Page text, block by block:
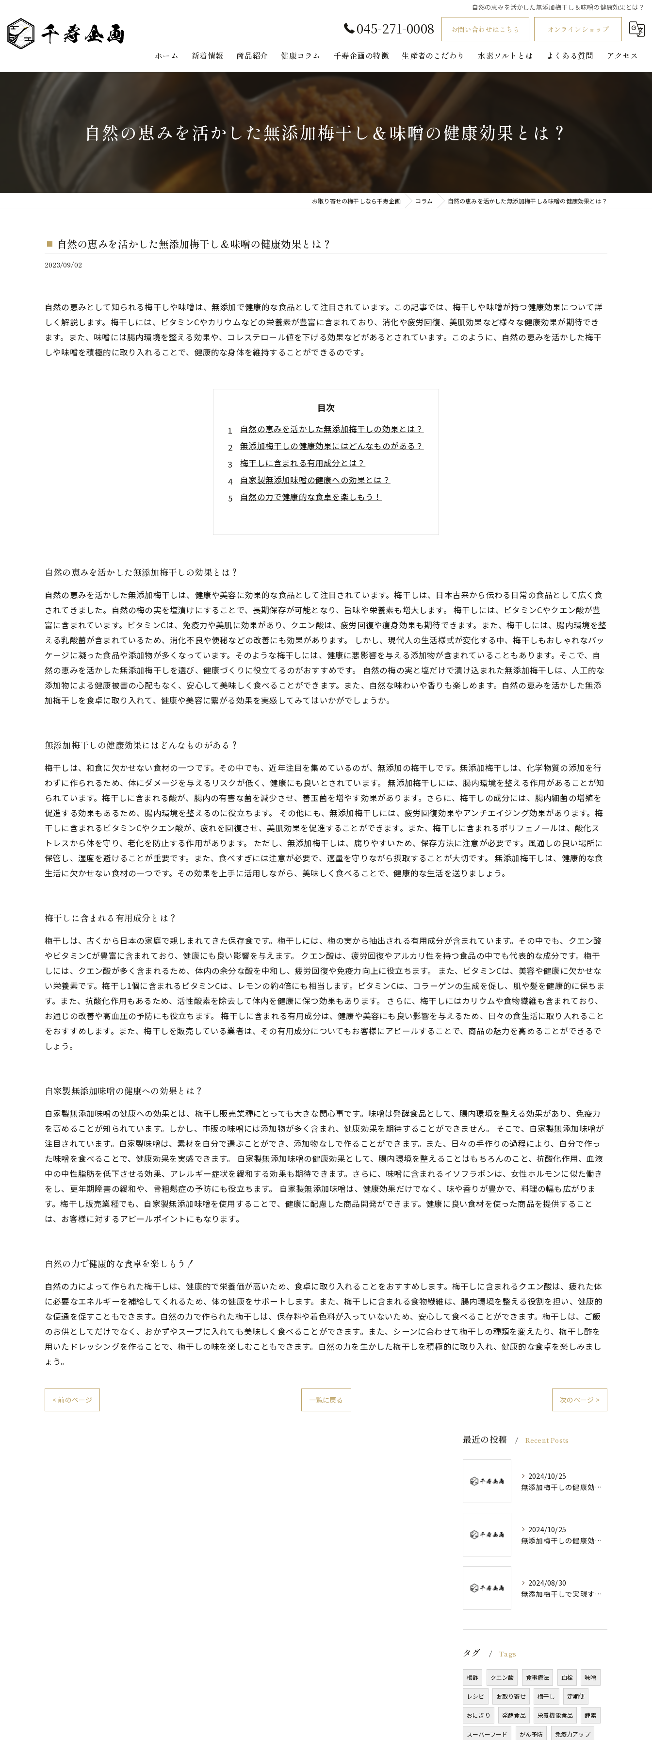
自然の恵みを活かした無添加梅干し＆味噌の健康効果とは？
045-271-0008 お問い合わせはこちら オンラインショップ
ホーム 新着情報 商品紹介 健康コラム 千寿企画の特徴
味噌
無添加
鉄分
健康
生産者のこだわり 水素ソルトとは よくある質問 アクセス
自然の恵みを活かした無添加梅干し＆味噌の健康効果とは？
お取り寄せの梅干しなら千寿企画 コラム 自然の恵みを活かした無添加梅干し＆味噌の健康効果とは？
自然の恵みを活かした無添加梅干し＆味噌の健康効果とは？
2023/09/02
自然の恵みとして知られる梅干しや味噌は、無添加で健康的な食品として注目されています。この記事では、梅干しや味噌が持つ健康効果について詳
しく解説します。梅干しには、ビタミンCやカリウムなどの栄養素が豊富に含まれており、消化や疲労回復、美肌効果など様々な健康効果が期待でき
ます。また、味噌には腸内環境を整える効果や、コレステロール値を下げる効果などがあるとされています。このように、自然の恵みを活かした梅干
しや味噌を積極的に取り入れることで、健康的な身体を維持することができるのです。
目次
自然の恵みを活かした無添加梅干しの効果とは？
無添加梅干しの健康効果にはどんなものがある？
梅干しに含まれる有用成分とは？
自家製無添加味噌の健康への効果とは？
自然の力で健康的な食卓を楽しもう！
自然の恵みを活かした無添加梅干しの効果とは？
自然の恵みを活かした無添加梅干しは、健康や美容に効果的な食品として注目されています。梅干しは、日本古来から伝わる日常の食品として広く食
されてきました。自然の梅の実を塩漬けにすることで、長期保存が可能となり、旨味や栄養素も増大します。 梅干しには、ビタミンCやクエン酸が豊
富に含まれています。ビタミンCは、免疫力や美肌に効果があり、クエン酸は、疲労回復や痩身効果も期待できます。また、梅干しには、腸内環境を整
える乳酸菌が含まれているため、消化不良や便秘などの改善にも効果があります。 しかし、現代人の生活様式が変化する中、梅干しもおしゃれなパッ
ケージに凝った食品や添加物が多くなっています。そのような梅干しには、健康に悪影響を与える添加物が含まれていることもあります。そこで、自
然の恵みを活かした無添加梅干しを選び、健康づくりに役立てるのがおすすめです。 自然の梅の実と塩だけで漬け込まれた無添加梅干しは、人工的な
添加物による健康被害の心配もなく、安心して美味しく食べることができます。また、自然な味わいや香りも楽しめます。自然の恵みを活かした無添
加梅干しを食卓に取り入れて、健康や美容に繋がる効果を実感してみてはいかがでしょうか。
無添加梅干しの健康効果にはどんなものがある？
梅干しは、和食に欠かせない食材の一つです。その中でも、近年注目を集めているのが、無添加の梅干しです。無添加梅干しは、化学物質の添加を行
わずに作られるため、体にダメージを与えるリスクが低く、健康にも良いとされています。 無添加梅干しには、腸内環境を整える作用があることが知
られています。梅干しに含まれる酸が、腸内の有害な菌を減少させ、善玉菌を増やす効果があります。さらに、梅干しの成分には、腸内細菌の増殖を
促進する効果もあるため、腸内環境を整えるのに役立ちます。 その他にも、無添加梅干しには、疲労回復効果やアンチエイジング効果があります。梅
干しに含まれるビタミンCやクエン酸が、疲れを回復させ、美肌効果を促進することができます。また、梅干しに含まれるポリフェノールは、酸化ス
トレスから体を守り、老化を防止する作用があります。 ただし、無添加梅干しは、腐りやすいため、保存方法に注意が必要です。風通しの良い場所に
保管し、湿度を避けることが重要です。また、食べすぎには注意が必要で、適量を守りながら摂取することが大切です。 無添加梅干しは、健康的な食
生活に欠かせない食材の一つです。その効果を上手に活用しながら、美味しく食べることで、健康的な生活を送りましょう。
梅干しに含まれる有用成分とは？
梅干しは、古くから日本の家庭で親しまれてきた保存食です。梅干しには、梅の実から抽出される有用成分が含まれています。その中でも、クエン酸
やビタミンCが豊富に含まれており、健康にも良い影響を与えます。 クエン酸は、疲労回復やアルカリ性を持つ食品の中でも代表的な成分です。梅干
しには、クエン酸が多く含まれるため、体内の余分な酸を中和し、疲労回復や免疫力向上に役立ちます。 また、ビタミンCは、美容や健康に欠かせな
い栄養素です。梅干し1個に含まれるビタミンCは、レモンの約4倍にも相当します。ビタミンCは、コラーゲンの生成を促し、肌や髪を健康的に保ちま
す。また、抗酸化作用もあるため、活性酸素を除去して体内を健康に保つ効果もあります。 さらに、梅干しにはカリウムや食物繊維も含まれており、
お通じの改善や高血圧の予防にも役立ちます。 梅干しに含まれる有用成分は、健康や美容にも良い影響を与えるため、日々の食生活に取り入れること
をおすすめします。また、梅干しを販売している業者は、その有用成分についてもお客様にアピールすることで、商品の魅力を高めることができるで
しょう。
自家製無添加味噌の健康への効果とは？
自家製無添加味噌の健康への効果とは、梅干し販売業種にとっても大きな関心事です。味噌は発酵食品として、腸内環境を整える効果があり、免疫力
を高めることが知られています。しかし、市販の味噌には添加物が多く含まれ、健康効果を期待することができません。 そこで、自家製無添加味噌が
注目されています。自家製味噌は、素材を自分で選ぶことができ、添加物なしで作ることができます。また、日々の手作りの過程により、自分で作っ
た味噌を食べることで、健康効果を実感できます。 自家製無添加味噌の健康効果として、腸内環境を整えることはもちろんのこと、抗酸化作用、血液
中の中性脂肪を低下させる効果、アレルギー症状を緩和する効果も期待できます。さらに、味噌に含まれるイソフラボンは、女性ホルモンに似た働き
をし、更年期障害の緩和や、骨粗鬆症の予防にも役立ちます。 自家製無添加味噌は、健康効果だけでなく、味や香りが豊かで、料理の幅も広がりま
す。梅干し販売業種でも、自家製無添加味噌を使用することで、健康に配慮した商品開発ができます。健康に良い食材を使った商品を提供すること
は、お客様に対するアピールポイントにもなります。
自然の力で健康的な食卓を楽しもう！
自然の力によって作られた梅干しは、健康的で栄養価が高いため、食卓に取り入れることをおすすめします。梅干しに含まれるクエン酸は、疲れた体
に必要なエネルギーを補給してくれるため、体の健康をサポートします。また、梅干しに含まれる食物繊維は、腸内環境を整える役割を担い、健康的
な便通を促すこともできます。自然の力で作られた梅干しは、保存料や着色料が入っていないため、安心して食べることができます。梅干しは、ご飯
のお供としてだけでなく、おかずやスープに入れても美味しく食べることができます。また、シーンに合わせて梅干しの種類を変えたり、梅干し酢を
用いたドレッシングを作ることで、梅干しの味を楽しむこともできます。自然の力を生かした梅干しを積極的に取り入れ、健康的な食卓を楽しみまし
ょう。
< 前のページ 一覧に戻る 次のページ >
最近の投稿 Recent Posts
2024/10/25
無添加梅干しの健康効果と日常の取り入れ方
2024/10/25
無添加梅干しの健康効果と選び方
2024/08/30
無添加梅干しで実現する健康維持
タグ Tags
梅酢 クエン酸 食事療法 血栓 味噌
レシピ お取り寄せ 梅干し 定期便
おにぎり 発酵食品 栄養機能食品 酵素
スーパーフード がん予防 免疫力アップ